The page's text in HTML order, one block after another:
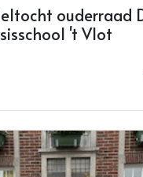
ouderraad
't Vlot